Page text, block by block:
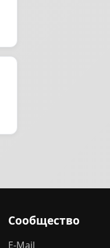
Сообщество
E-Mail